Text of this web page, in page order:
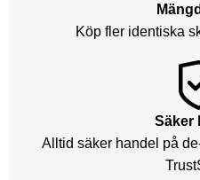
Köp fler identiska
Säker
Alltid säker handel på